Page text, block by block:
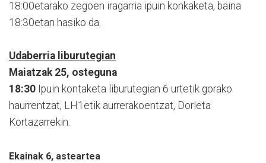
18:00etarako zegoen iragarria ipuin konkaketa, baina
18:30etan hasiko da.
Udaberria liburutegian
Maiatzak 25, osteguna
18:30 Ipuin kontaketa liburutegian 6 urtetik gorako
haurrentzat, LH1etik aurrerakoentzat, Dorleta
Kortazarrekin.
Ekainak 6, asteartea